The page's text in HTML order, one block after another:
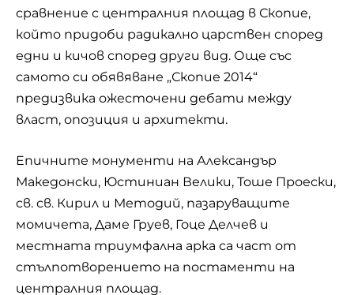
сравнение с централния площад в Скопие,
който придоби радикално царствен според
едни и кичов според други вид. Още със
самото си обявяване „Скопие 2014“
предизвика ожесточени дебати между
власт, опозиция и архитекти.
Епичните монументи на Александър
Македонски, Юстиниан Велики, Тоше Проески,
св. св. Кирил и Методий, пазаруващите
момичета, Даме Груев, Гоце Делчев и
местната триумфална арка са част от
стълпотворението на постаменти на
централния площад.